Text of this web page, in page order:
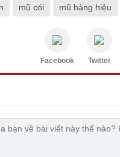
mũ cói mũ hàng hiệu
Facebook Twitter